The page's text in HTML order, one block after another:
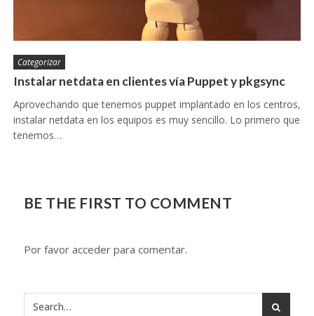
Categorizar
Instalar netdata en clientes vía Puppet y pkgsync
Aprovechando que tenemos puppet implantado en los centros,
instalar netdata en los equipos es muy sencillo. Lo primero que
tenemos…
BE THE FIRST TO COMMENT
Por favor acceder para comentar.